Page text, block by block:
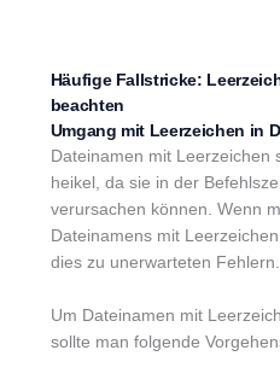
Häufige Fallstricke:
beachten
Umgang mit Leerzeichen in
Dateinamen mit Leerzeichen
heikel, da sie in der
verursachen können. Wenn
Dateinamens mit
dies zu unerwarteten Fehlern.
Um Dateinamen mit
sollte man folgende